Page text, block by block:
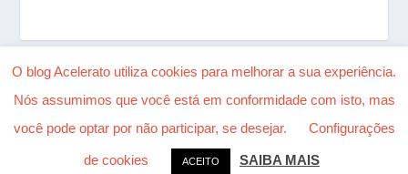
Desenhado porElegant Themes| Alimentado por
O blog Acelerato utiliza cookies para melhorar a sua experiência.
Nós assumimos que você está em conformidade com isto, mas
você pode optar por não participar, se desejar.
Configurações
de cookies ACEITO SAIBA MAIS